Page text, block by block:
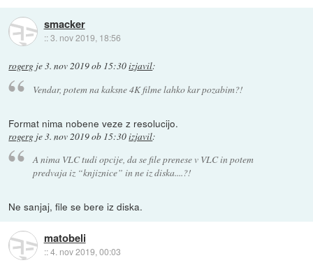
smacker
::3. nov 2019, 18:56
rogerg je3. nov 2019 ob 15:30izjavil:
Vendar, potem na kaksne 4K filme lahko kar pozabim?!
Format nima nobene veze z resolucijo.
rogerg je3. nov 2019 ob 15:30izjavil:
A nima VLC tudi opcije, da se file prenese v VLC in potem
predvaja iz “knjiznice” in ne iz diska....?!
Ne sanjaj, file se bere iz diska.
matobeli
::4. nov 2019, 00:03